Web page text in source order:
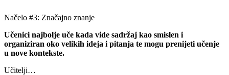
Načelo #3: Značajno znanje
Učenici najbolje uče kada vide sadržaj kao smislen i
organiziran oko velikih ideja i pitanja te mogu prenijeti učenje
u nove kontekste.
Učitelji…